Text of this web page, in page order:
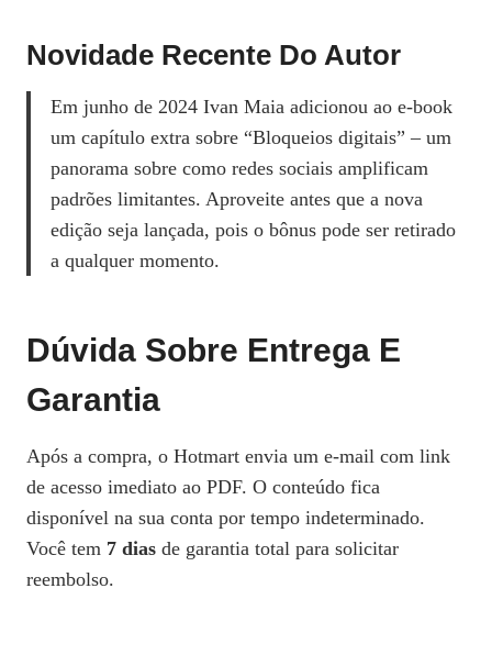
Novidade Recente Do Autor
Em junho de 2024 Ivan Maia adicionou ao e‑book
um capítulo extra sobre “Bloqueios digitais” – um
panorama sobre como redes sociais amplificam
padrões limitantes. Aproveite antes que a nova
edição seja lançada, pois o bônus pode ser retirado
a qualquer momento.
Dúvida Sobre Entrega E
Garantia
Após a compra, o Hotmart envia um e‑mail com link
de acesso imediato ao PDF. O conteúdo fica
disponível na sua conta por tempo indeterminado.
Você tem 7 dias de garantia total para solicitar
reembolso.